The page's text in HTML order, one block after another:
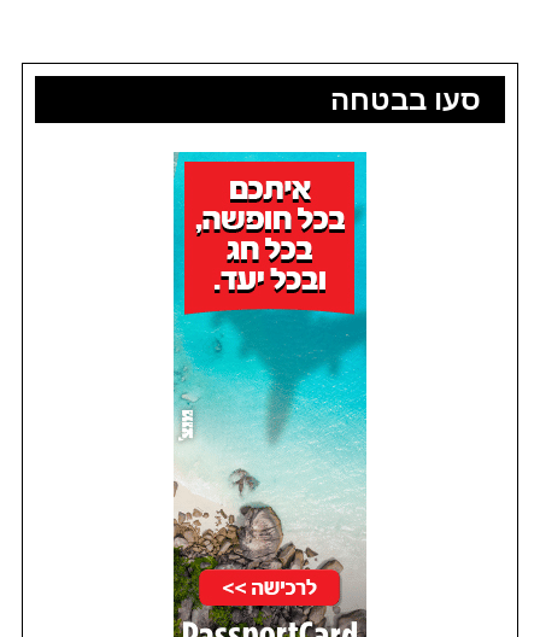
סעו בבטחה